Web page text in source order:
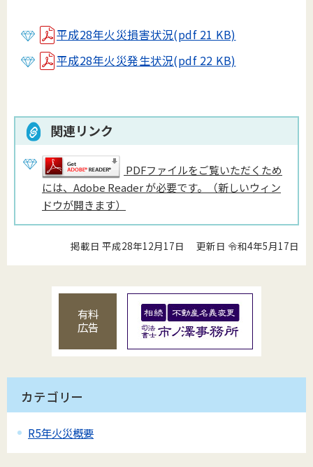
平成28年火災損害状況(pdf 21 KB)
平成28年火災発生状況(pdf 22 KB)
関連リンク
PDFファイルをご覧いただくため
には、Adobe Reader が必要です。（新しいウィン
ドウが開きます）
掲載日 平成28年12月17日 更新日 令和4年5月17日
有料
広告
カテゴリー
R5年火災概要